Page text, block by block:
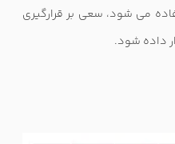
می شود، سعی بر قرارگیری
داده شود.